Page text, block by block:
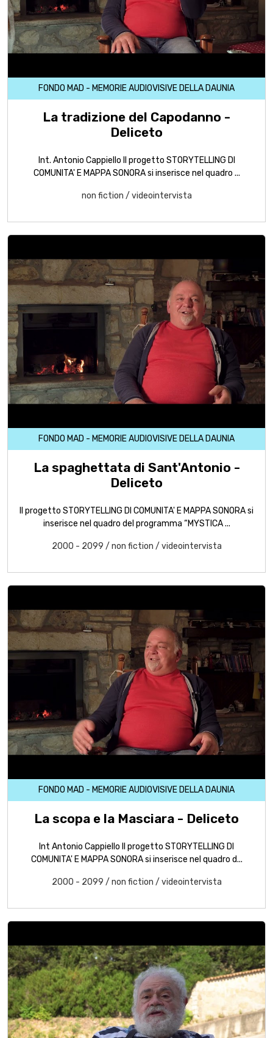
FONDO MAD - MEMORIE AUDIOVISIVE DELLA DAUNIA
La tradizione del Capodanno -
Deliceto
Int. Antonio Cappiello Il progetto STORYTELLING DI
COMUNITA' E MAPPA SONORA si inserisce nel quadro ...
non fiction / videointervista
FONDO MAD - MEMORIE AUDIOVISIVE DELLA DAUNIA
La spaghettata di Sant'Antonio -
Deliceto
Il progetto STORYTELLING DI COMUNITA' E MAPPA SONORA si
inserisce nel quadro del programma “MYSTICA ...
2000 - 2099 / non fiction / videointervista
FONDO MAD - MEMORIE AUDIOVISIVE DELLA DAUNIA
La scopa e la Masciara - Deliceto
Int Antonio Cappiello Il progetto STORYTELLING DI
COMUNITA' E MAPPA SONORA si inserisce nel quadro d...
2000 - 2099 / non fiction / videointervista